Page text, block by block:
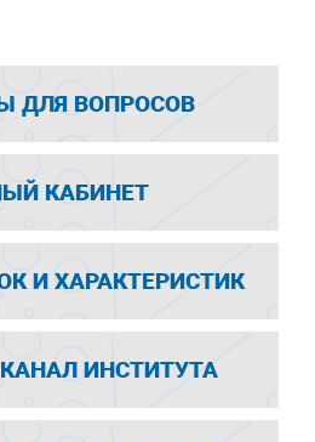
ДЛЯ ВОПРОСОВ
КАБИНЕТ
И ХАРАКТЕРИСТИК
ИНСТИТУТА